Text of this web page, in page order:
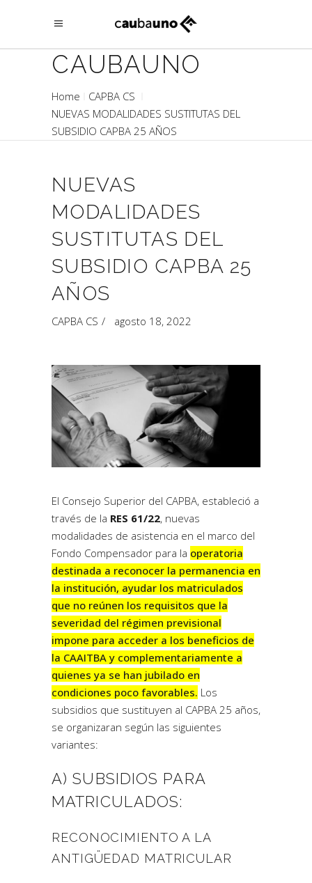
CAUBAUNO
Home
CAPBA CS
NUEVAS MODALIDADES SUSTITUTAS DEL
SUBSIDIO CAPBA 25 AÑOS
NUEVAS
MODALIDADES
SUSTITUTAS DEL
SUBSIDIO CAPBA 25
AÑOS
CAPBA CS agosto 18, 2022
El Consejo Superior del CAPBA, estableció a
través de la RES 61/22, nuevas
modalidades de asistencia en el marco del
Fondo Compensador para la operatoria
destinada a reconocer la permanencia en
la institución, ayudar los matriculados
que no reúnen los requisitos que la
severidad del régimen previsional
impone para acceder a los beneficios de
la CAAITBA y complementariamente a
quienes ya se han jubilado en
condiciones poco favorables. Los
subsidios que sustituyen al CAPBA 25 años,
se organizaran según las siguientes
variantes:
A) SUBSIDIOS PARA
MATRICULADOS:
RECONOCIMIENTO A LA
ANTIGÜEDAD MATRICULAR